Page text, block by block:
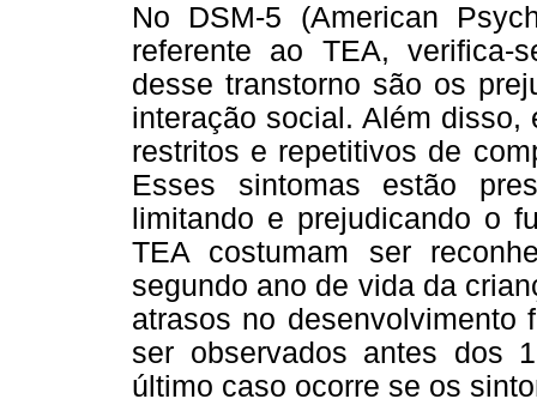
No DSM-5 (American
referente ao TEA, verifica-
desse transtorno são os
interação social. Além disso,
restritos e repetitivos de
Esses sintomas estão
limitando e prejudicando o
TEA costumam ser
segundo ano de vida da
atrasos no desenvolvimento
ser observados antes dos
último caso ocorre se os